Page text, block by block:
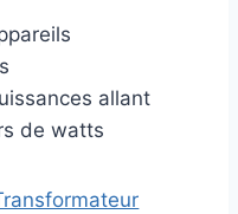
allant
de watts